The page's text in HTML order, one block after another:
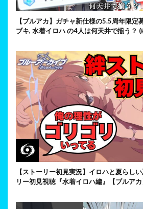
【ブルアカ】ガチャ新仕様の5.5周年限定
ブキ, 水着イロハ の4人は何天井で揃う？
【ストーリー初見実況】イロハと夏らし
リー初見視聴『水着イロハ編』【ブルアカ